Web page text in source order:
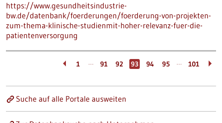
https://www.gesundheitsindustrie-
bw.de/datenbank/foerderungen/foerderung-von-projekten-
zum-thema-klinische-studienmit-hoher-relevanz-fuer-die-
patientenversorgung
1 … 91 92 93 94 95 … 101
Suche auf alle Portale ausweiten